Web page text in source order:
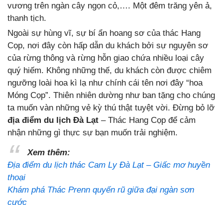
vương trên ngàn cây ngọn cỏ,…. Một đêm trăng yên ả,
thanh tịch.
Ngoài sự hùng vĩ, sự bí ẩn hoang sơ của thác Hang
Cọp, nơi đây còn hấp dẫn du khách bởi sự nguyên sơ
của rừng thông và rừng hỗn giao chứa nhiều loại cây
quý hiếm. Không những thế, du khách còn được chiêm
ngưỡng loài hoa kì lạ như chính cái tên nơi đây “hoa
Móng Cọp”. Thiên nhiên dường như ban tặng cho chúng
ta muốn vàn những vẻ kỳ thú thật tuyệt vời. Đừng bỏ lỡ
địa điểm du lịch Đà Lạt – Thác Hang Cọp để cảm
nhận những gì thực sự bạn muốn trải nghiệm.
Xem thêm:
Địa điểm du lịch thác Cam Ly Đà Lạt – Giấc mơ huyền
thoại
Khám phá Thác Prenn quyến rũ giữa đại ngàn sơn
cước